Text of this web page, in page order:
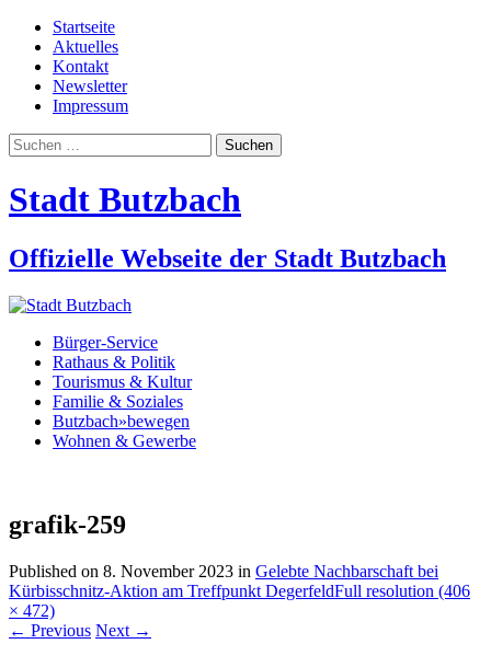
Startseite
Aktuelles
Kontakt
Newsletter
Impressum
Suchen
nach:
Stadt Butzbach
Offizielle Webseite der Stadt Butzbach
Bürger-Service
Rathaus & Politik
Tourismus & Kultur
Familie & Soziales
Butzbach»bewegen
Wohnen & Gewerbe
grafik-259
Published on 8. November 2023 in Gelebte Nachbarschaft bei
Kürbisschnitz-Aktion am Treffpunkt DegerfeldFull resolution (406
× 472)
← Previous Next →